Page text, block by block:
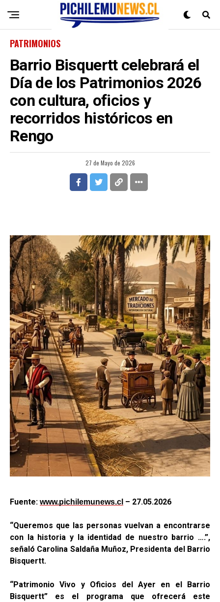
PATRIMONIOS
Barrio Bisquertt celebrará el
Día de los Patrimonios 2026
con cultura, oficios y
recorridos históricos en
Rengo
27 de Mayo de 2026
Fuente: www.pichilemunews.cl – 27.05.2026
“Queremos que las personas vuelvan a encontrarse
con la historia y la identidad de nuestro barrio ….”,
señaló Carolina Saldaña Muñoz, Presidenta del Barrio
Bisquertt.
“Patrimonio Vivo y Oficios del Ayer en el Barrio
Bisquertt” es el programa que ofrecerá este